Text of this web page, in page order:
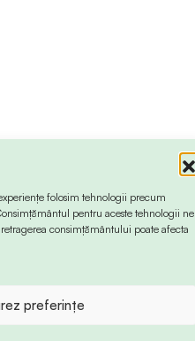
folosim tehnologii precum
pentru aceste tehnologii ne
consimțământului poate afecta
preferințe